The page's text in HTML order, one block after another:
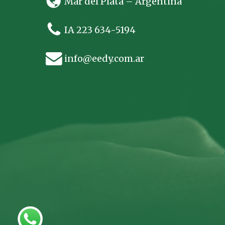
IA 223 634-5194
info@eedy.com.ar